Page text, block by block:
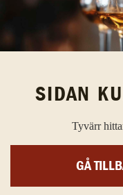
SIDAN
Tyvärr
GÅ